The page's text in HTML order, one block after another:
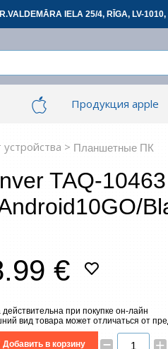
IELA 25/4, RĪGA, LV-
Продукция apple
товары
Outlet
устройства > Планшетные ПК
TAQ-
€
при покупке он-лайн
вид товара может отличаться от
Добавить в корзину –